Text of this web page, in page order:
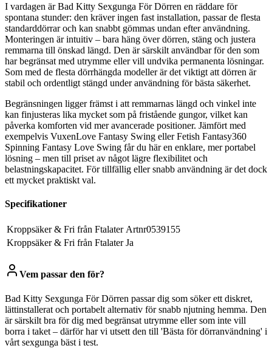
I vardagen är Bad Kitty Sexgunga För Dörren en räddare för
spontana stunder: den kräver ingen fast installation, passar de flesta
standarddörrar och kan snabbt gömmas undan efter användning.
Monteringen är intuitiv – bara häng över dörren, stäng och justera
remmarna till önskad längd. Den är särskilt användbar för den som
har begränsat med utrymme eller vill undvika permanenta lösningar.
Som med de flesta dörrhängda modeller är det viktigt att dörren är
stabil och ordentligt stängd under användning för bästa säkerhet.
Begränsningen ligger främst i att remmarnas längd och vinkel inte
kan finjusteras lika mycket som på fristående gungor, vilket kan
påverka komforten vid mer avancerade positioner. Jämfört med
exempelvis VuxenLove Fantasy Swing eller Fetish Fantasy360
Spinning Fantasy Love Swing får du här en enklare, mer portabel
lösning – men till priset av något lägre flexibilitet och
belastningskapacitet. För tillfällig eller snabb användning är det dock
ett mycket praktiskt val.
Specifikationer
Kroppsäker & Fri från Ftalater Artnr0539155
Kroppsäker & Fri från Ftalater Ja
Vem passar den för?
Bad Kitty Sexgunga För Dörren passar dig som söker ett diskret,
lättinstallerat och portabelt alternativ för snabb njutning hemma. Den
är särskilt bra för dig med begränsat utrymme eller som inte vill
borra i taket – därför har vi utsett den till 'Bästa för dörranvändning' i
vårt sexgunga bäst i test.